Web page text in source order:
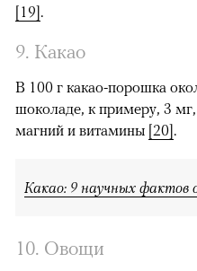
[19].
9. Какао
В 100 г какао-порошка
шоколаде, к примеру, 3
магний и витамины [20].
Какао: 9 научных фактов
10. Овощи